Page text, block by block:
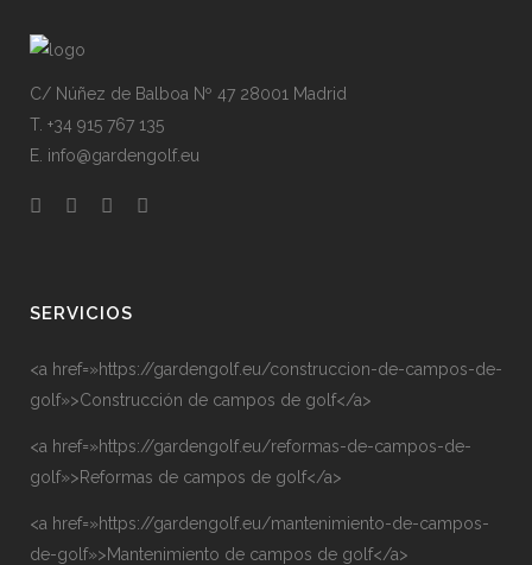
C/ Núñez de Balboa Nº 47 28001 Madrid
T. +34 915 767 135
E. info@gardengolf.eu
SERVICIOS
<a href=»https://gardengolf.eu/construccion-de-campos-de-
golf»>Construcción de campos de golf</a>
<a href=»https://gardengolf.eu/reformas-de-campos-de-
golf»>Reformas de campos de golf</a>
<a href=»https://gardengolf.eu/mantenimiento-de-campos-
de-golf»>Mantenimiento de campos de golf</a>